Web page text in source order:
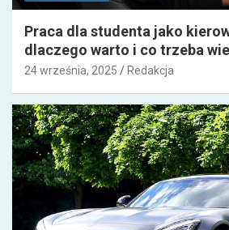
Praca dla studenta jako
dlaczego warto i co trzeba
24 września, 2025 Redakcja